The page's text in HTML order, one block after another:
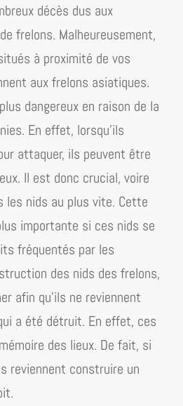
décès dus aux
frelons. Malheureusement,
à proximité de vos
aux frelons asiatiques.
dangereux en raison de la
En effet, lorsqu’ils
attaquer, ils peuvent être
Il est donc crucial, voire
nids au plus vite. Cette
importante si ces nids se
fréquentés par les
des nids des frelons,
afin qu’ils ne reviennent
a été détruit. En effet, ces
des lieux. De fait, si
reviennent construire un